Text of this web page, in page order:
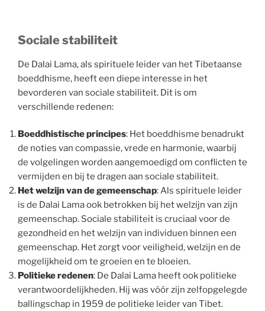
Sociale stabiliteit
De Dalai Lama, als spirituele leider van het Tibetaanse
boeddhisme, heeft een diepe interesse in het
bevorderen van sociale stabiliteit. Dit is om
verschillende redenen:
Boeddhistische principes: Het boeddhisme benadrukt
de noties van compassie, vrede en harmonie, waarbij
de volgelingen worden aangemoedigd om conflicten te
vermijden en bij te dragen aan sociale stabiliteit.
Het welzijn van de gemeenschap: Als spirituele leider
is de Dalai Lama ook betrokken bij het welzijn van zijn
gemeenschap. Sociale stabiliteit is cruciaal voor de
gezondheid en het welzijn van individuen binnen een
gemeenschap. Het zorgt voor veiligheid, welzijn en de
mogelijkheid om te groeien en te bloeien.
Politieke redenen: De Dalai Lama heeft ook politieke
verantwoordelijkheden. Hij was vóór zijn zelfopgelegde
ballingschap in 1959 de politieke leider van Tibet.